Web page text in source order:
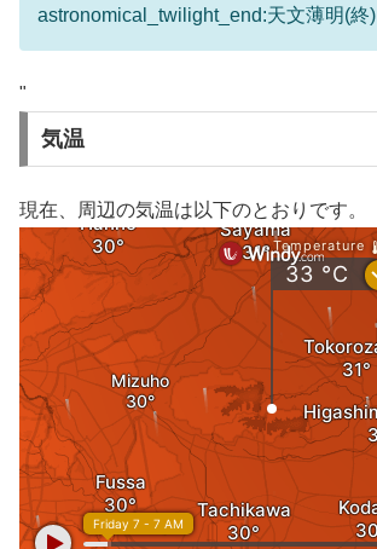
astronomical_twilight_end:天文薄明(終)
"
気温
現在、周辺の気温は以下のとおりです。